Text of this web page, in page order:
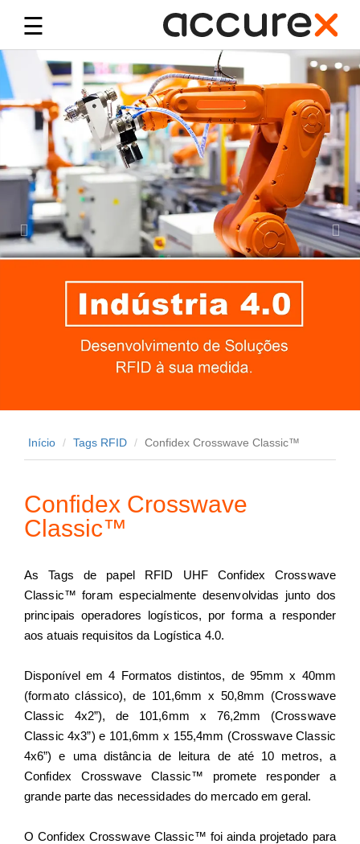
Início
Tags
RFID
Leitores
Antenas
Impressoras
Serviços
☰
Previous
Início Tags RFID Confidex Crosswave Classic™
Confidex Crosswave
Classic™
As Tags de papel RFID UHF Confidex Crosswave
Classic™ foram especialmente desenvolvidas junto dos
principais operadores logísticos, por forma a responder
aos atuais requisitos da Logística 4.0.
Disponível em 4 Formatos distintos, de 95mm x 40mm
(formato clássico), de 101,6mm x 50,8mm (Crosswave
Classic 4x2”), de 101,6mm x 76,2mm (Crosswave
Classic 4x3”) e 101,6mm x 155,4mm (Crosswave Classic
4x6”) e uma distância de leitura de até 10 metros, a
Confidex Crosswave Classic™ promete responder a
grande parte das necessidades do mercado em geral.
O Confidex Crosswave Classic™ foi ainda projetado para